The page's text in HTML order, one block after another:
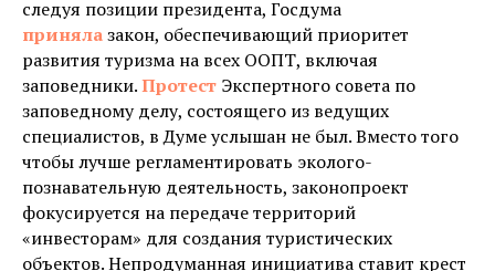
следуя позиции президента, Госдума
принялазакон, обеспечивающий приоритет
развития туризма на всех ООПТ, включая
заповедники.Протест Экспертного совета по
заповедному делу, состоящего из ведущих
специалистов, в Думе услышан не был. Вместо того
чтобы лучше регламентировать эколого-
познавательную деятельность, законопроект
фокусируется на передаче территорий
«инвесторам» для создания туристических
объектов. Непродуманная инициатива ставит крест